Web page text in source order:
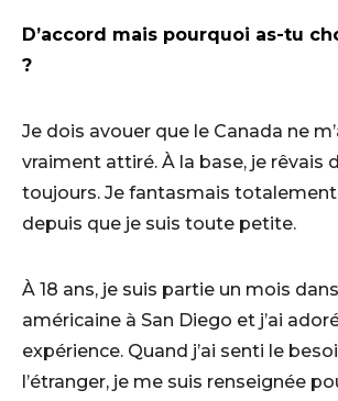
D’accord mais pourquoi as-tu
?
Je dois avouer que le Canada ne
vraiment attiré. À la base, je rêvais
toujours. Je fantasmais totalement
depuis que je suis toute petite.
À 18 ans, je suis partie un mois
américaine à San Diego et j’ai
expérience. Quand j’ai senti le
l’étranger, je me suis renseignée